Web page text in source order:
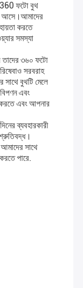
360 ফটো বুথ
আসে।আমাদের
করতে
সমস্যা
তাদের ৩৬০ ফটো
সরবরাহ
সাথে বুথটি মেলে
এবং
এবং আপনার
ব্যবহারকারী
সাথে
পারে.